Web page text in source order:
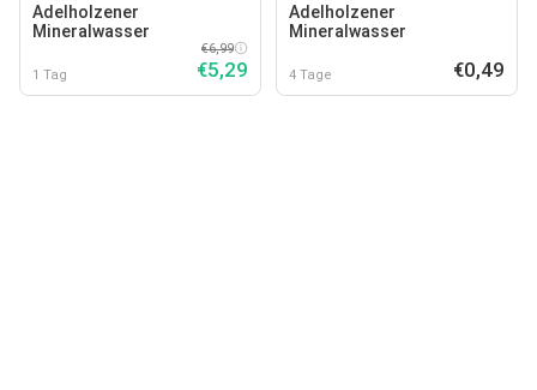
Adelholzener
Mineralwasser
1 Tag
€6,99
€5,29
Adelholzener
Mineralwasser
4 Tage €0,49